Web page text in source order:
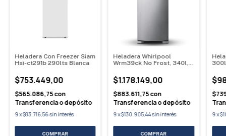
Heladera Con Freezer Siam
Hsi-ct291b 290lts Blanca
$753.449,00
$565.086,75con
Transferencia o depósito
9x$83.716,56sin interés
Heladera Whirlpool
Wrm39ck No Frost, 340l,
$1.178.149,00
$883.611,75con
Transferencia o depósito
9x$130.905,44sin interés 9x